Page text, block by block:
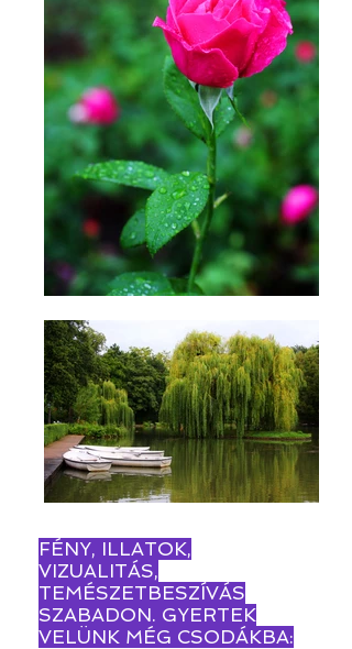
FÉNY, ILLATOK,
VIZUALITÁS,
TEMÉSZETBESZÍVÁS
SZABADON. GYERTEK
VELÜNK MÉG CSODÁKBA: